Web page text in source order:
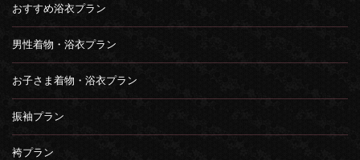
おすすめ浴衣プラン
男性着物・浴衣プラン
お子さま着物・浴衣プラン
振袖プラン
袴プラン